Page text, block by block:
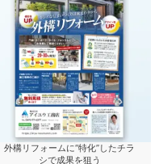
外構リフォームに“特化”したチラ
シで成果を狙う